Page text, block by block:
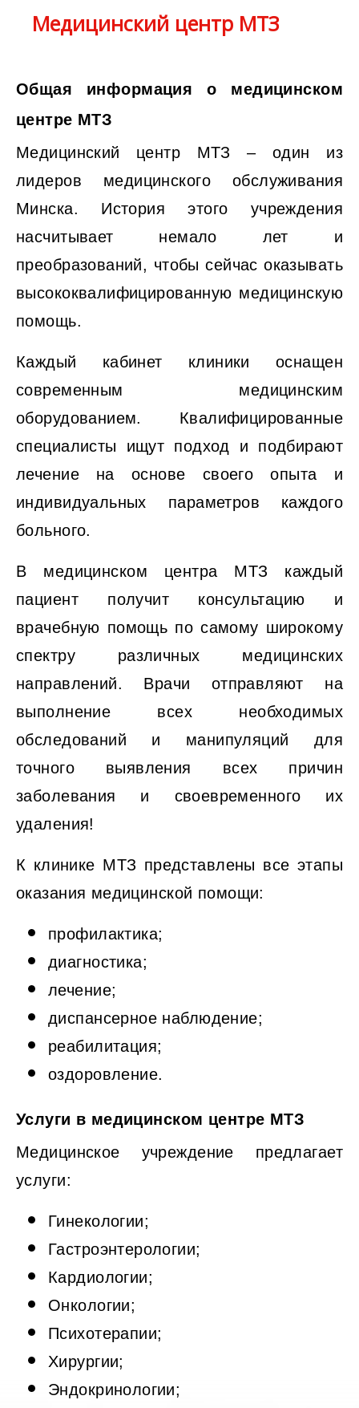
Медицинский центр МТЗ
Общая информация о медицинском
центре МТЗ
Медицинский центр МТЗ – один из
лидеров медицинского обслуживания
Минска. История этого учреждения
насчитывает немало лет и
преобразований, чтобы сейчас оказывать
высококвалифицированную медицинскую
помощь.
Каждый кабинет клиники оснащен
современным медицинским
оборудованием. Квалифицированные
специалисты ищут подход и подбирают
лечение на основе своего опыта и
индивидуальных параметров каждого
больного.
В медицинском центра МТЗ каждый
пациент получит консультацию и
врачебную помощь по самому широкому
спектру различных медицинских
направлений. Врачи отправляют на
выполнение всех необходимых
обследований и манипуляций для
точного выявления всех причин
заболевания и своевременного их
удаления!
К клинике МТЗ представлены все этапы
оказания медицинской помощи:
профилактика;
диагностика;
лечение;
диспансерное наблюдение;
реабилитация;
оздоровление.
Услуги в медицинском центре МТЗ
Медицинское учреждение предлагает
услуги:
Гинекологии;
Гастроэнтерологии;
Кардиологии;
Онкологии;
Психотерапии;
Хирургии;
Эндокринологии;